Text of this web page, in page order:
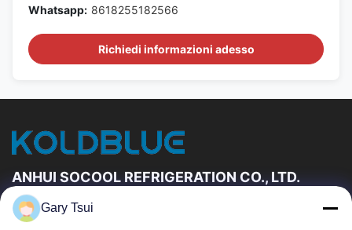
Whatsapp: 8618255182566
Richiedi informazioni adesso
ANHUI SOCOOL REFRIGERATION CO., LTD.
Link Veloci
Gary Tsui